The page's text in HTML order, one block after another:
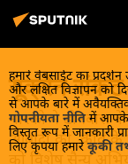
हमारे वेबसाईट का
और लक्षित विज्ञापन को
से आपके बारे में अवैयक्तिक
गोपनीयता नीति में आपके
विस्तृत रूप में जानकारी
लिए कृपया हमारे कूकी
यूक्रेन संकट
मास्को ने डोनबास
आबादी को, कीव के